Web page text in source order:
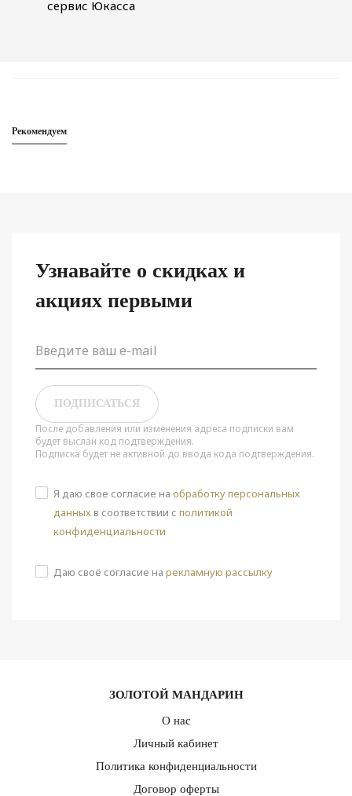
сервис Юкасса
Рекомендуем
Комплект резинок для волос Beauty Sleep 10 мм черный
(3 шт)
2 700
ХИТ ПРОДАЖ
Узнавайте о скидках и
акциях первыми
После добавления или изменения адреса подписки вам
будет выслан код подтверждения.
Подписка будет не активной до ввода кода подтверждения.
Я даю свое согласие на обработку персональных
данных в соответствии с политикой
конфиденциальности
Даю своё согласие на рекламную рассылку
ЗОЛОТОЙ МАНДАРИН
О нас
Личный кабинет
Политика конфиденциальности
Договор оферты